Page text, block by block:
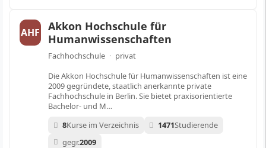
AHF
Akkon Hochschule für
Humanwissenschaften
Fachhochschule · privat
Die Akkon Hochschule für Humanwissenschaften ist eine
2009 gegründete, staatlich anerkannte private
Fachhochschule in Berlin. Sie bietet praxisorientierte
Bachelor- und M…
8Kurse im Verzeichnis 1471Studierende
gegr.2009